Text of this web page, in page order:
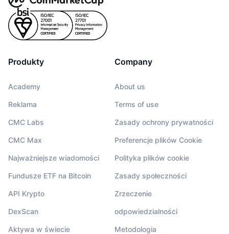
Produkty
Academy
Reklama
CMC Labs
CMC Max
Najważniejsze wiadomości
Fundusze ETF na Bitcoin
API Krypto
DexScan
Aktywa w świecie
Company
About us
Terms of use
Zasady ochrony prywatności
Preferencje plików Cookie
Polityka plików cookie
Zasady społeczności
Zrzeczenie
odpowiedzialności
Metodologia